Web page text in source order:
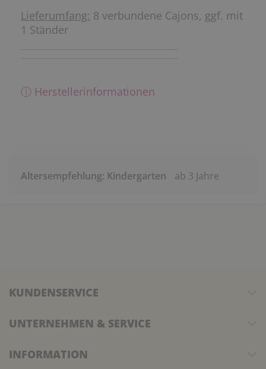
Lieferumfang: 8 verbundene Cajons, ggf. mit
1 Ständer
ⓘ Herstellerinformationen
Altersempfehlung: Kindergarten ab 3 Jahre
KUNDENSERVICE
UNTERNEHMEN & SERVICE
INFORMATION